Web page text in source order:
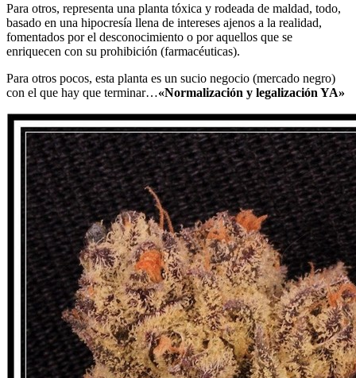
Para otros, representa una planta tóxica y rodeada de maldad, todo,
basado en una hipocresía llena de intereses ajenos a la realidad,
fomentados por el desconocimiento o por aquellos que se
enriquecen con su prohibición (farmacéuticas).
Para otros pocos, esta planta es un sucio negocio (mercado negro)
con el que hay que terminar…«Normalización y legalización YA»